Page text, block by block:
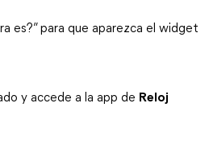
es?” para que aparezca el widget
y accede a la app de Reloj